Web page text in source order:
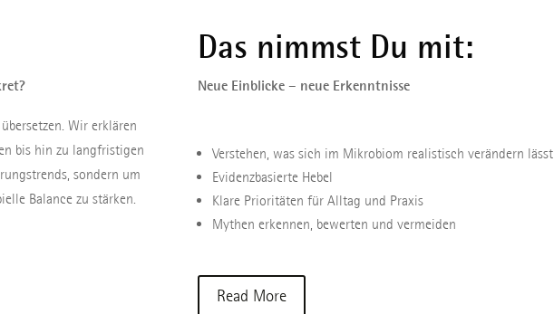
Wir erklären
bis hin zu langfristigen
sondern um
Balance zu stärken.
Das nimmst Du mit:
Neue Einblicke – neue Erkenntnisse
Verstehen, was sich im Mikrobiom realistisch verändern lässt
Evidenzbasierte Hebel
Klare Prioritäten für Alltag und Praxis
Mythen erkennen, bewerten und vermeiden
Read More